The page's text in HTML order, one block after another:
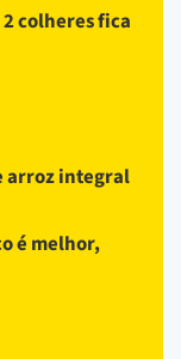
colheres fica
arroz integral
é melhor,